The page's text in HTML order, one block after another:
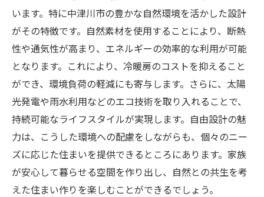
います。特に中津川市の豊かな自然環境を活かした設計
がその特徴です。自然素材を使用することにより、断熱
性や通気性が高まり、エネルギーの効率的な利用が可能
となります。これにより、冷暖房のコストを抑えること
ができ、環境負荷の軽減にも寄与します。さらに、太陽
光発電や雨水利用などのエコ技術を取り入れることで、
持続可能なライフスタイルが実現します。自由設計の魅
力は、こうした環境への配慮をしながらも、個々のニー
ズに応じた住まいを提供できるところにあります。家族
が安心して暮らせる空間を作り出し、自然との共生を考
えた住まい作りを楽しむことができるでしょう。